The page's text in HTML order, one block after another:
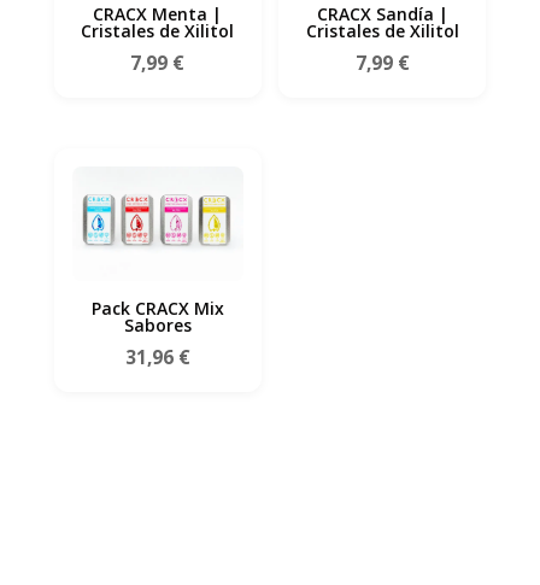
CRACX Menta |
Cristales de Xilitol
7,99 €
CRACX Sandía |
Cristales de Xilitol
7,99 €
Pack CRACX Mix
Sabores
31,96 €